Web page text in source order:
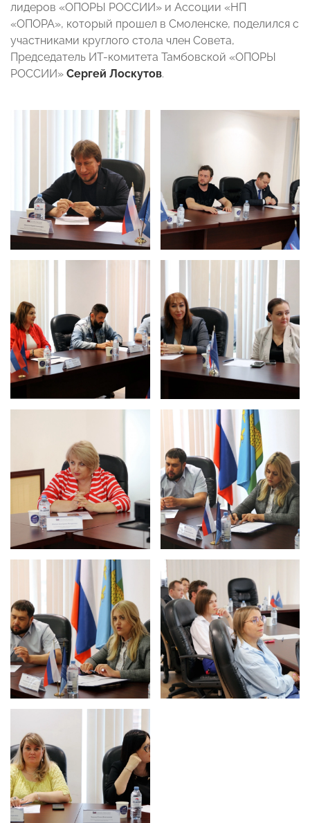
лидеров «ОПОРЫ РОССИИ» и Ассоции «НП
«ОПОРА», который прошел в Смоленске, поделился с
участниками круглого стола член Совета,
Председатель ИТ-комитета Тамбовской «ОПОРЫ
РОССИИ» Сергей Лоскутов.